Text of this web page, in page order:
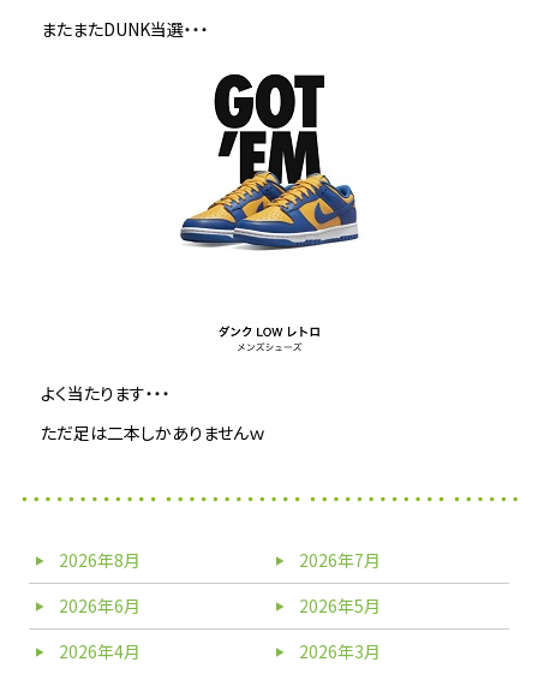
またまたDUNK当選・・・
よく当たります・・・
ただ足は二本しかありませんｗ
2026年8月
2026年7月
2026年6月
2026年5月
2026年4月
2026年3月